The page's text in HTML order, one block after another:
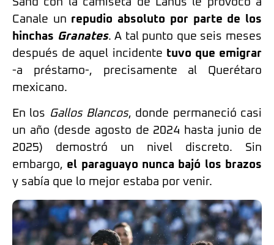
Canale un repudio absoluto por parte de los
hinchas Granates. A tal punto que seis meses
después de aquel incidente tuvo que emigrar
-a préstamo-, precisamente al Querétaro
mexicano.
En los Gallos Blancos, donde permaneció casi
un año (desde agosto de 2024 hasta junio de
2025) demostró un nivel discreto. Sin
embargo, el paraguayo nunca bajó los brazos
y sabía que lo mejor estaba por venir.